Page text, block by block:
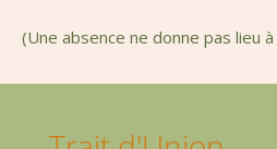
(Une absence ne donne pas lieu